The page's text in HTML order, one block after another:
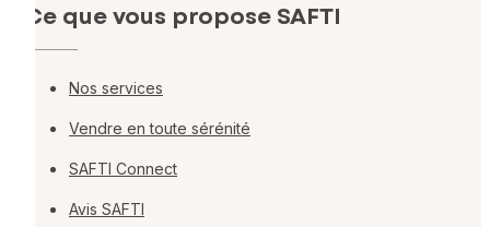
Ce que vous propose SAFTI
Nos services
Vendre en toute sérénité
SAFTI Connect
Avis SAFTI